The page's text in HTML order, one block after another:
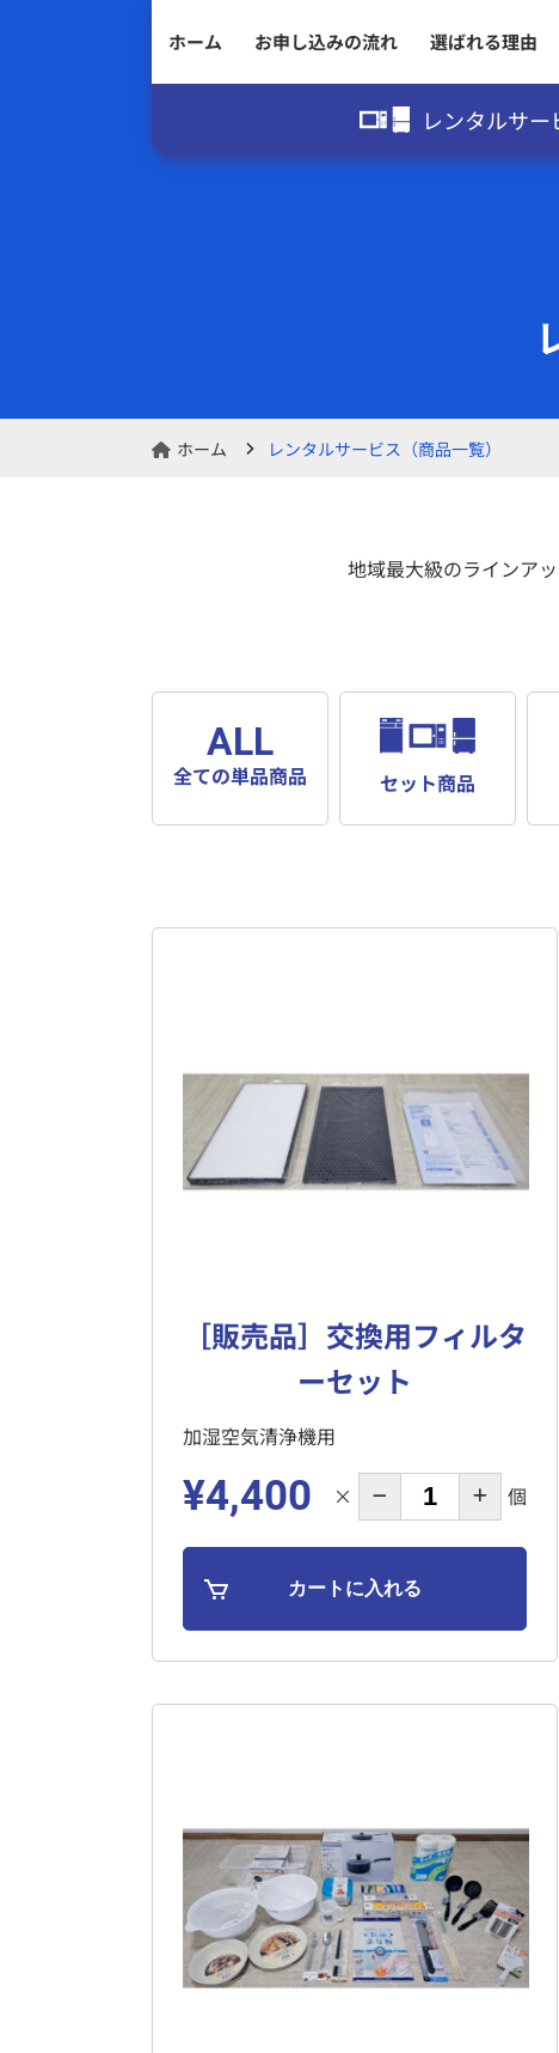
ホーム お申し込みの流れ 選ばれる理由
レンタルサー
ホーム レンタルサービス（商品一覧）
地域最大級のラインア
ALL
全ての単品商品 セット商品
［販売品］交換用フィルタ
ーセット
加湿空気清浄機用
¥4,400 × 個